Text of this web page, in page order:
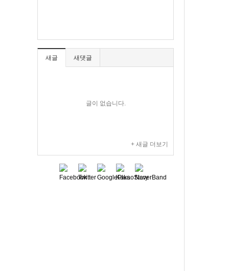
새글 새댓글
글이 없습니다.
+ 새글 더보기